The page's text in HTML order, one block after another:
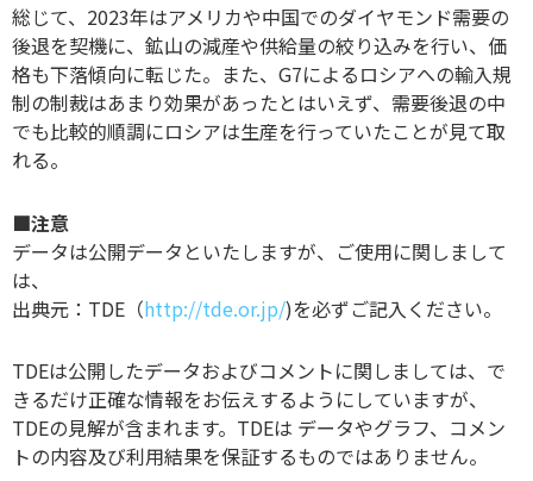
総じて、2023年はアメリカや中国でのダイヤモンド需要の
後退を契機に、鉱山の減産や供給量の絞り込みを行い、価
格も下落傾向に転じた。また、G7によるロシアへの輸入規
制の制裁はあまり効果があったとはいえず、需要後退の中
でも比較的順調にロシアは生産を行っていたことが見て取
れる。
■注意
データは公開データといたしますが、ご使用に関しまして
は、
出典元：TDE（http://tde.or.jp/)を必ずご記入ください。
TDEは公開したデータおよびコメントに関しましては、で
きるだけ正確な情報をお伝えするようにしていますが、
TDEの見解が含まれます。TDEは データやグラフ、コメン
トの内容及び利用結果を保証するものではありません。